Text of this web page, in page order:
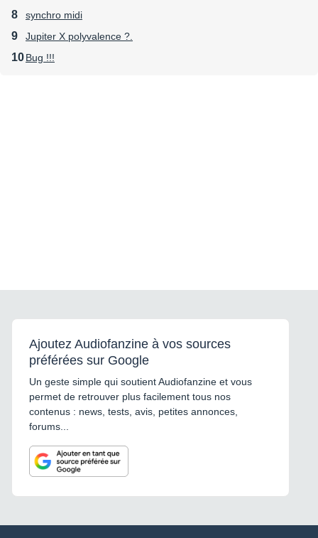
synchro midi
Jupiter X polyvalence ?.
Bug !!!
Ajoutez Audiofanzine à vos sources
préférées sur Google
Un geste simple qui soutient Audiofanzine et vous
permet de retrouver plus facilement tous nos
contenus : news, tests, avis, petites annonces,
forums...